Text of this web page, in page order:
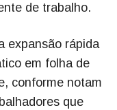
de trabalho.
expansão rápida
em folha de
conforme notam
que